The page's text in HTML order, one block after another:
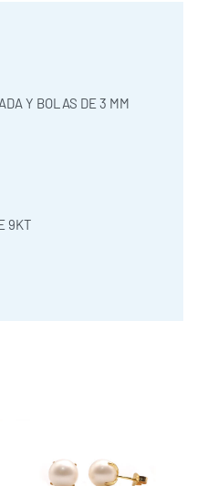
Y BOLAS DE 3 MM
9KT